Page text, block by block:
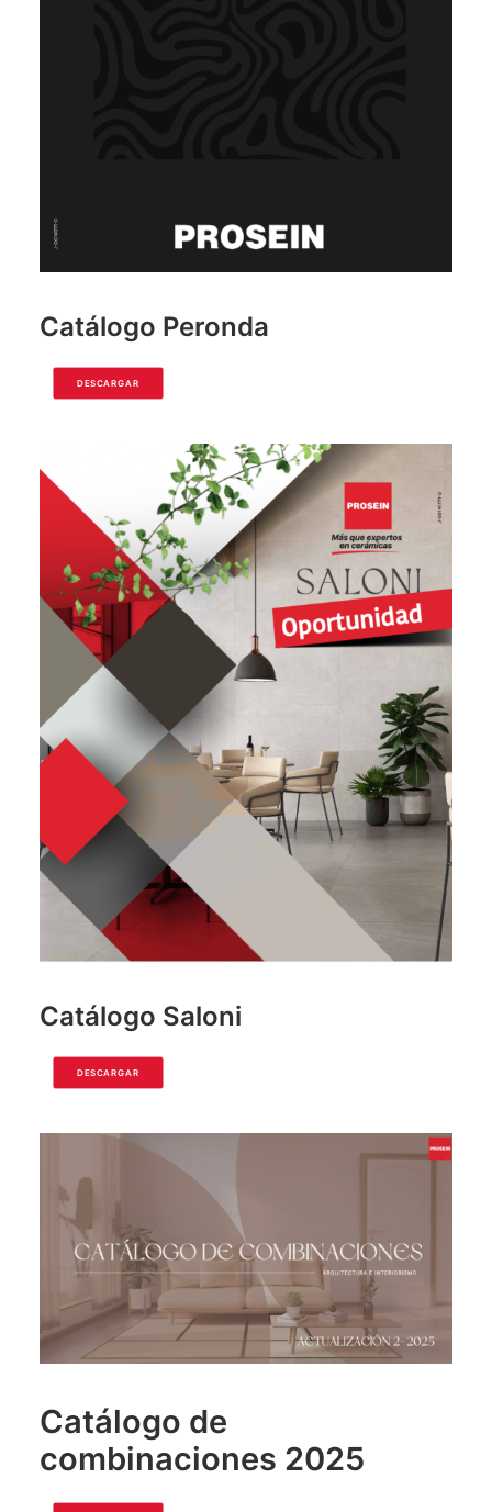
Catálogo Peronda
DESCARGAR
Catálogo Saloni
DESCARGAR
Catálogo de
combinaciones 2025